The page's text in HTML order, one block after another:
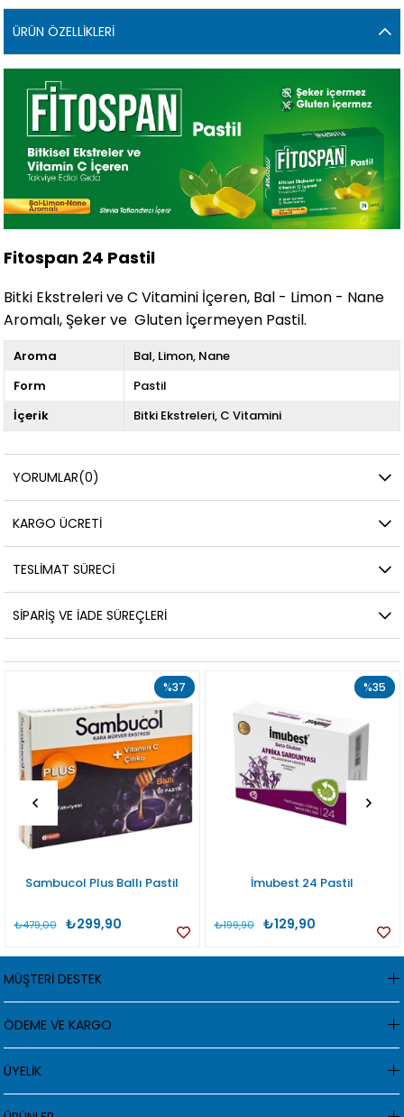
ÜRÜN ÖZELLIKLERI
Fitospan 24 Pastil
Bitki Ekstreleri ve C Vitamini İçeren, Bal - Limon - Nane
Aromalı, Şeker ve Gluten İçermeyen Pastil.
Aroma Bal Limon Nane
Form
Pastil
İçerik
Bitki Ekstreleri C Vitamini
YORUMLAR(0)
KARGO ÜCRETI
TESLIMAT SÜRECI
SIPARIŞ VE İADE SÜREÇLERI
Sambucol Plus Ballı Pastil
₺299,90
₺479,00
%37
İmubest 24 Pastil
₺129,90
₺199,90
%35
MÜŞTERİ DESTEK
ÖDEME VE KARGO
ÜYELİK